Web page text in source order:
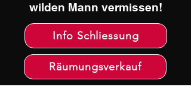
wilden Mann vermissen!
Info Schliessung
Räumungsverkauf